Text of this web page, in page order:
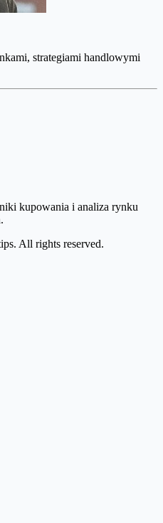
strategiami handlowymi
kupowania i analiza rynku
All rights reserved.